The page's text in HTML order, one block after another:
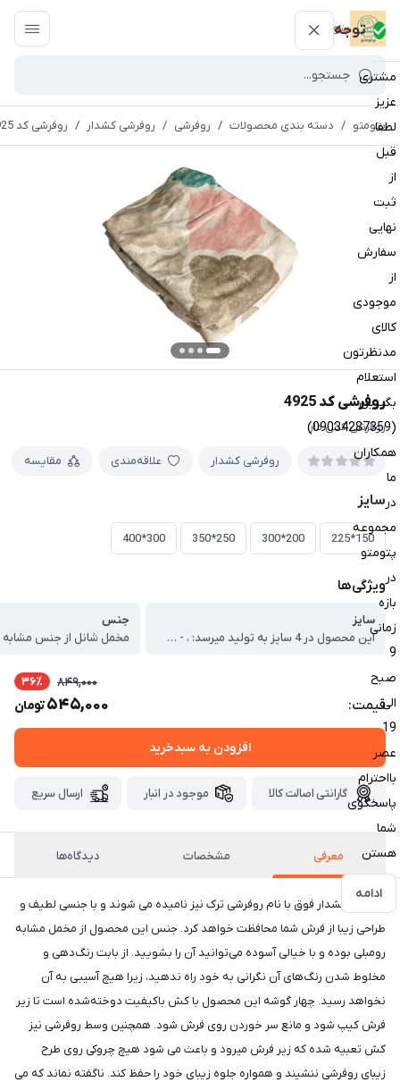
توجه
مشتری
عزیز
لطفا
قبل
از
ثبت
نهایی
سفارش
از
موجودی
کالای
مدنظرتون
استعلام
بگیرین
(09034287359)
همکاران
ما
در
مجموعه
پتومتو
در
بازه
زمانی
9
صبح
الی
19
عصر
بااحترام
پاسخگوی
شما
هستن
ادامه
پتومتو
پتومتو / دسته بندی محصولات / روفرشی / روفرشی کشدار / روفرشی کد 4925
روفرشی کد 4925
روفرشی کش دار
روفرشی کشدار علاقه‌مندی مقایسه
سایز
150*225
200*300
250*350
300*400
ویژگی‌ها
سایز
این محصول در 4 سایز به تولید میرسد: ، - سایز 150 سانتی متر در 225 سانتی متر (3 متری) ، - سایز 200 سانتی متر در 300 سانتی متر (6 متری) ، - سایز 250 سانتی متر در 350 سانتی متر (9 متری) ، -سایز 300 سانتی متر در 400 سانتی متر (12 متری)
جنس
مخمل شانل از جنس مشابه
قیمت:
849,000 36٪
545,000تومان
افزودن به سبدخرید
گارانتی اصالت کالا موجود در انبار ارسال سریع
معرفی مشخصات دیدگاه‌ها
روفرشی کشدار فوق با نام روفرشی ترک نیز نامیده می شوند و با جنسی لطیف و
طراحی زیبا از فرش شما محافظت خواهد کرد. جنس این محصول از مخمل مشابه
رومبلی بوده و با خیالی آسوده می‌توانید آن را بشویید. از بابت رنگ‌دهی و
مخلوط شدن رنگ‌های آن نگرانی به خود راه ندهید، زیرا هیچ آسیبی به آن
نخواهد رسید. چهار گوشه این محصول با کش باکیفیت دوخته‌شده است تا زیر
فرش کیپ شود و مانع سر خوردن روی فرش شود. همچنین وسط روفرشی نیز
کش تعبیه شده که زیر فرش میرود و باعث می شود هیچ چروکی روی طرح
زیبای روفرشی ننشیند و همواره جلوه زیبای خود را حفظ کند. نا‌گفته نماند که می